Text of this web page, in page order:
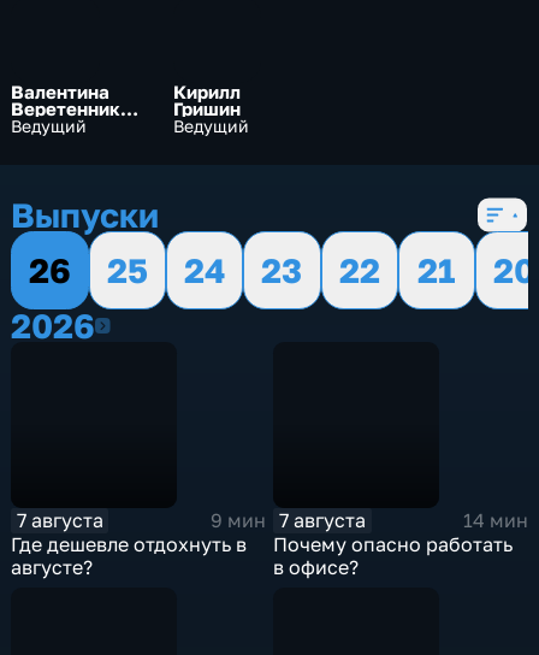
Валентина
Веретеннико
ва
Ведущий
Кирилл
Гришин
Ведущий
Выпуски
26
25 24 23 22 21
20
20262026
7 августа
9 мин
Где дешевле отдохнуть в
августе?
7 августа
14 мин
Почему опасно работать
в офисе?